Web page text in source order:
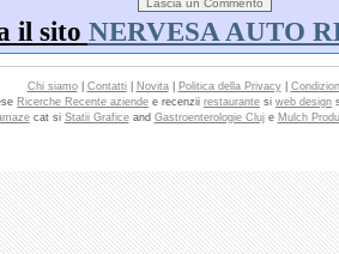
il sito NERVESA AUTO
Chi siamo| Contatti| Novita| Politica della Privacy|
Ricerche Recente aziende e recenzii restaurante si web design
cat si Statii Graficeand Gastroenterologie Cluje Mulch